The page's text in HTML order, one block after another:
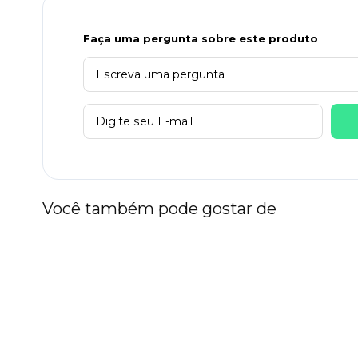
Faça uma pergunta sobre este produto
Você também pode gostar de